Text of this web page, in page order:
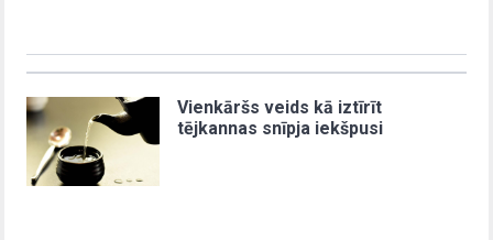
Vienkāršs veids kā iztīrīt
tējkannas snīpja iekšpusi